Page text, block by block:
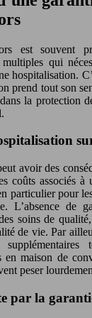
est souvent
qui
hospitalisation.
prend tout son
la protection
avoir des
coûts associés à
particulier pour
L’absence de
soins de
de vie. Par
en maison de
peser
par la